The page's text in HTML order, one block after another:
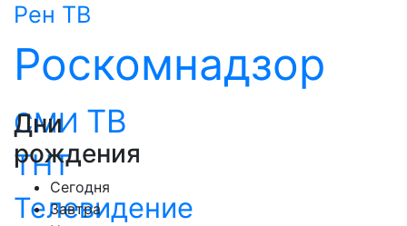
Рен ТВ
Роскомнадзор
СМИ ТВ
ТНТ
Телевидение
Дни
рождения
Сегодня
Завтра